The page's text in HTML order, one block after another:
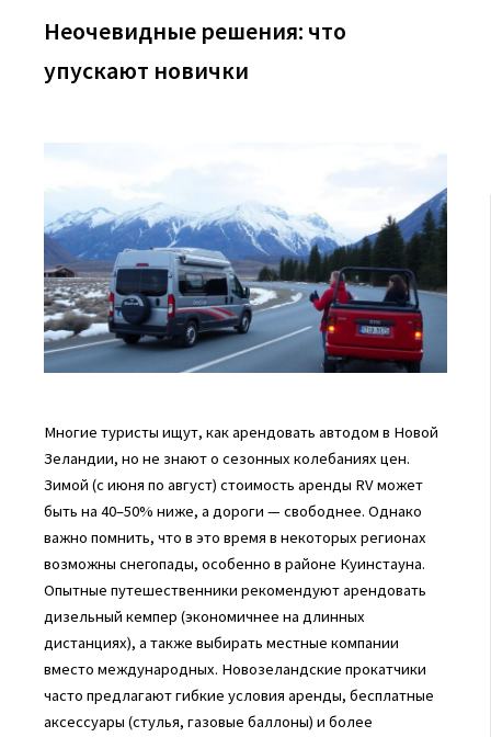
Неочевидные решения: что
упускают новички
Многие туристы ищут, как арендовать автодом в Новой
Зеландии, но не знают о сезонных колебаниях цен.
Зимой (с июня по август) стоимость аренды RV может
быть на 40–50% ниже, а дороги — свободнее. Однако
важно помнить, что в это время в некоторых регионах
возможны снегопады, особенно в районе Куинстауна.
Опытные путешественники рекомендуют арендовать
дизельный кемпер (экономичнее на длинных
дистанциях), а также выбирать местные компании
вместо международных. Новозеландские прокатчики
часто предлагают гибкие условия аренды, бесплатные
аксессуары (стулья, газовые баллоны) и более